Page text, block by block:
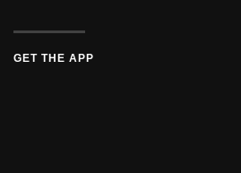
GET THE APP